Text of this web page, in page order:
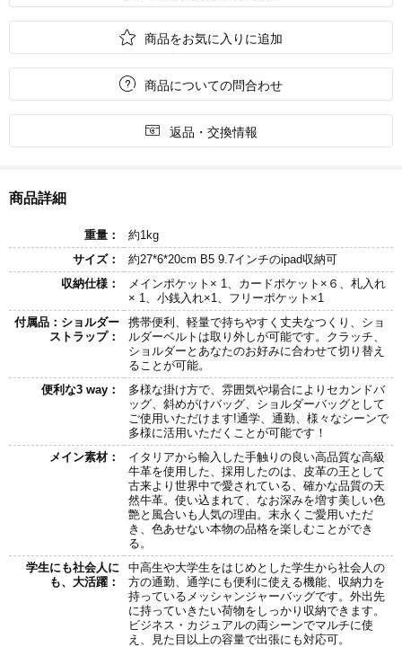
 商品をお気に入りに追加
 商品についての問合わせ
 返品・交換情報
商品詳細
重量：
約1kg
サイズ：
約27*6*20cm B5 9.7インチのipad収納可
収納仕様：
メインポケット× 1、カードポケット×６、札入れ
× 1、小銭入れ×1、フリーポケット×1
付属品：ショルダー
ストラップ：
携帯便利、軽量で持ちやすく丈夫なつくり、ショ
ルダーベルトは取り外しが可能です。クラッチ、
ショルダーとあなたのお好みに合わせて切り替え
ることが可能。
便利な3 way：
多様な掛け方で、雰囲気や場合によりセカンドバ
ッグ、斜めがけバッグ、ショルダーバッグとして
ご使用いただけます!通学、通勤、様々なシーンで
多様に活用いただくことが可能です！
メイン素材：
イタリアから輸入した手触りの良い高品質な高級
牛革を使用した、採用したのは、皮革の王として
古来より世界中で愛されている、確かな品質の天
然牛革。使い込まれて、なお深みを増す美しい色
艶と風合いも人気の理由。末永くご愛用いただ
き、色あせない本物の品格を楽しむことができ
る。
学生にも社会人に
も、大活躍：
中高生や大学生をはじめとした学生から社会人の
方の通勤、通学にも便利に使える機能、収納力を
持っているメッシャンジャーバッグです。外出先
に持っていきたい荷物をしっかり収納できます。
ビジネス・カジュアルの両シーンでマルチに使
え、見た目以上の容量で出張にも対応可。